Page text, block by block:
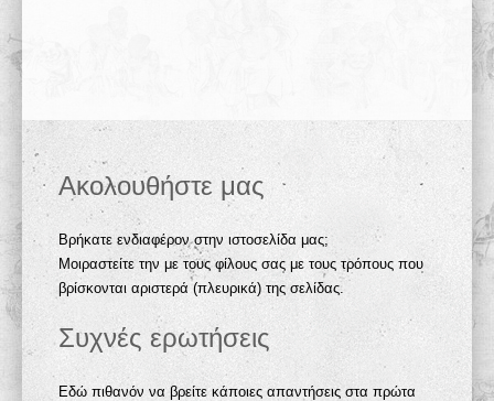
Ακολουθήστε μας
Βρήκατε ενδιαφέρον στην ιστοσελίδα μας;
Μοιραστείτε την με τους φίλους σας με τους τρόπους που
βρίσκονται αριστερά (πλευρικά) της σελίδας.
Συχνές ερωτήσεις
Εδώ πιθανόν να βρείτε κάποιες απαντήσεις στα πρώτα